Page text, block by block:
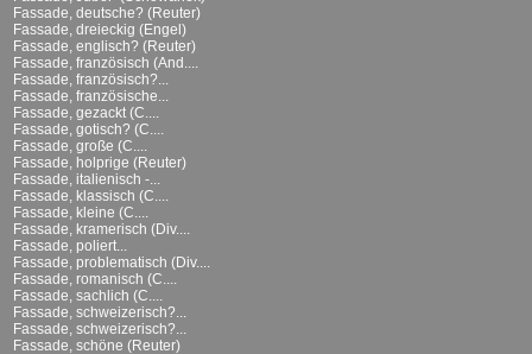
Fassade, deutsche? (Reuter)
Fassade, dreieckig (Engel)
Fassade, englisch? (Reuter)
Fassade, französisch (And....
Fassade, französisch?...
Fassade, französische...
Fassade, gezackt (C....
Fassade, gotisch? (C....
Fassade, große (C....
Fassade, holprige (Reuter)
Fassade, italienisch -...
Fassade, klassisch (C....
Fassade, kleine (C....
Fassade, kramerisch (Div....
Fassade, poliert...
Fassade, problematisch (Div....
Fassade, romanisch (C....
Fassade, sachlich (C....
Fassade, schweizerisch?...
Fassade, schweizerisch?...
Fassade, schöne (Reuter)